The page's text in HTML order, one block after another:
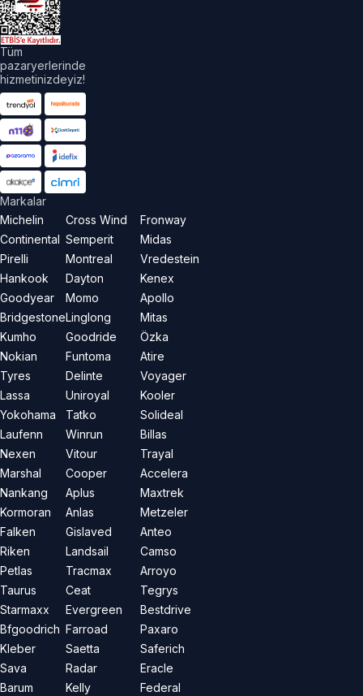
Tüm
pazaryerlerinde
hizmetinizdeyiz!
Markalar
Michelin
Continental
Pirelli
Hankook
Goodyear
Bridgestone
Kumho
Nokian
Tyres
Lassa
Yokohama
Laufenn
Nexen
Marshal
Nankang
Kormoran
Falken
Riken
Petlas
Taurus
Starmaxx
Bfgoodrich
Kleber
Sava
Barum
Cross Wind
Semperit
Montreal
Dayton
Momo
Linglong
Goodride
Funtoma
Delinte
Uniroyal
Tatko
Winrun
Vitour
Cooper
Aplus
Anlas
Gislaved
Landsail
Tracmax
Ceat
Evergreen
Farroad
Saetta
Radar
Kelly
Fronway
Midas
Vredestein
Kenex
Apollo
Mitas
Özka
Atire
Voyager
Kooler
Solideal
Billas
Trayal
Accelera
Maxtrek
Metzeler
Anteo
Camso
Arroyo
Tegrys
Bestdrive
Paxaro
Saferich
Eracle
Federal